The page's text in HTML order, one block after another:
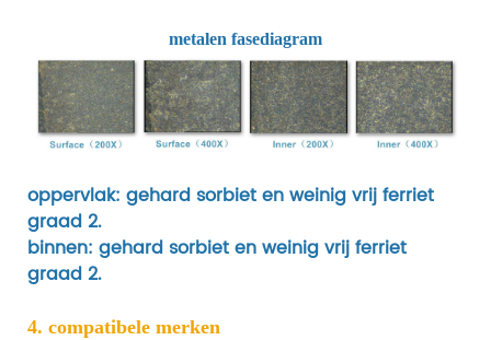
metalen fasediagram
oppervlak: gehard sorbiet en weinig vrij ferriet
graad 2.
binnen: gehard sorbiet en weinig vrij ferriet
graad 2.
4. compatibele merken